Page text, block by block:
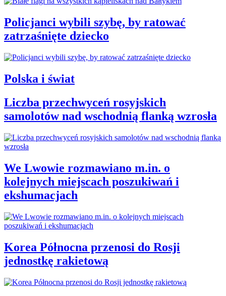
Policjanci wybili szybę, by ratować
zatrzaśnięte dziecko
Polska i świat
Liczba przechwyceń rosyjskich
samolotów nad wschodnią flanką wzrosła
We Lwowie rozmawiano m.in. o
kolejnych miejscach poszukiwań i
ekshumacjach
Korea Północna przenosi do Rosji
jednostkę rakietową